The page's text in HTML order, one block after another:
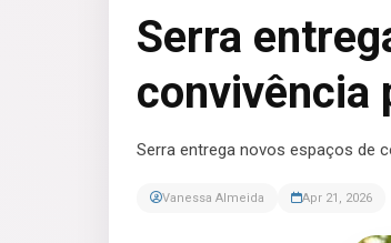
Serra
convivência
Serra entrega novos espaços de
Vanessa Almeida Apr 21, 2026